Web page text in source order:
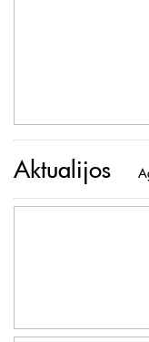
Aktualijos